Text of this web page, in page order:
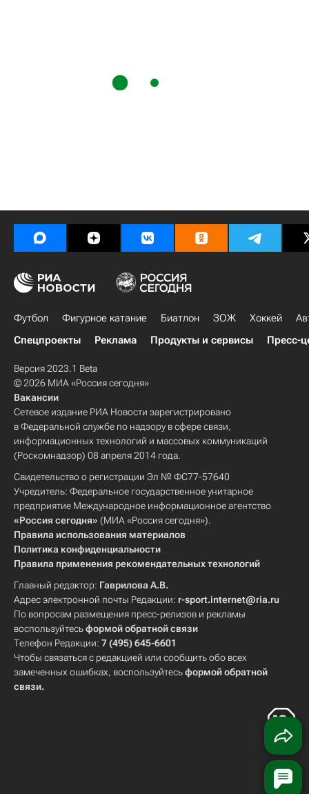
Футбол Фигурное катание Биатлон ЗОЖ Хоккей
Спецпроекты
Реклама Продукты и сервисы Пресс-
Версия 2023.1 Beta
© 2026 МИА «Россия сегодня»
Вакансии
Сетевое издание РИА Новости зарегистрировано
в Федеральной службе по надзору в сфере связи,
информационных технологий и массовых коммуникаций
(Роскомнадзор) 08 апреля 2014 года.
Свидетельство о регистрации Эл № ФС77-57640
Учредитель: Федеральное государственное унитарное
предприятие Международное информационное агентство
«Россия сегодня» (МИА «Россия сегодня»).
Правила использования материалов
Политика конфиденциальности
Правила применения рекомендательных технологий
Главный редактор: Гаврилова А.В.
Адрес электронной почты Редакции: r-sport.internet@ria.ru
По вопросам размещения пресс-релизов и рекламы
воспользуйтесьформой обратной связи
Телефон Редакции: 7 (495) 645-6601
Чтобы связаться с редакцией или сообщить обо всех
замеченных ошибках, воспользуйтесьформой обратной
связи.